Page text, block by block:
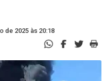
de 2025 às 20:18